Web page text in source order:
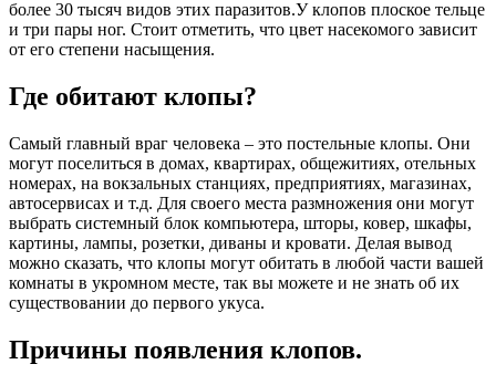
более 30 тысяч видов этих паразитов.У клопов плоское тельце
и три пары ног. Стоит отметить, что цвет насекомого зависит
от его степени насыщения.
Где обитают клопы?
Самый главный враг человека – это постельные клопы. Они
могут поселиться в домах, квартирах, общежитиях, отельных
номерах, на вокзальных станциях, предприятиях, магазинах,
автосервисах и т.д. Для своего места размножения они могут
выбрать системный блок компьютера, шторы, ковер, шкафы,
картины, лампы, розетки, диваны и кровати. Делая вывод
можно сказать, что клопы могут обитать в любой части вашей
комнаты в укромном месте, так вы можете и не знать об их
существовании до первого укуса.
Причины появления клопов.